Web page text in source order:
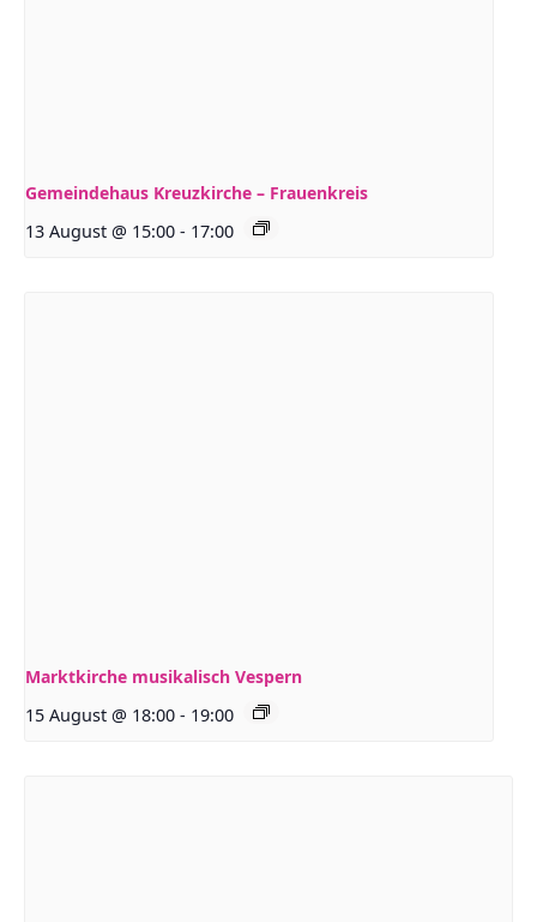
Gemeindehaus Kreuzkirche – Frauenkreis
13 August @ 15:00 - 17:00
Marktkirche musikalisch Vespern
15 August @ 18:00 - 19:00